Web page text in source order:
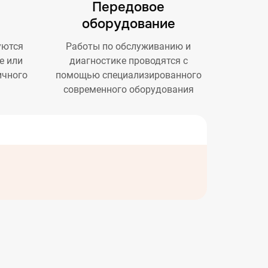
или
Передовое
оборудование
Работы по обслуживанию и
диагностике проводятся с
помощью специализированного
современного оборудования